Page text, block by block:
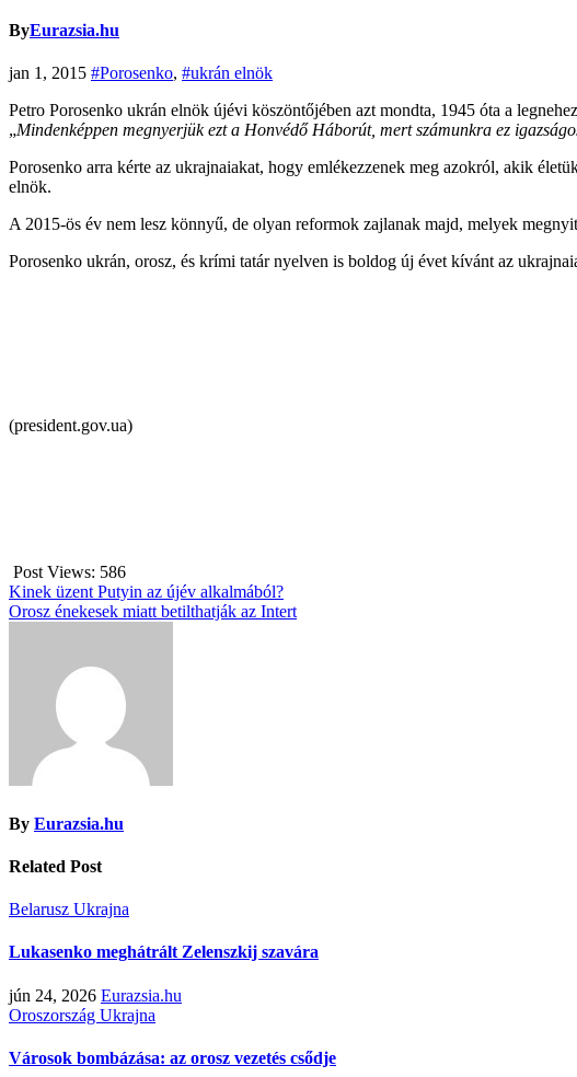
ByEurazsia.hu
jan 1, 2015 #Porosenko, #ukrán elnök
Petro Porosenko ukrán elnök újévi köszöntőjében azt mondta, 1945 óta a
„Mindenképpen megnyerjük ezt a Honvédő Háborút, mert számunkra ez
Porosenko arra kérte az ukrajnaiakat, hogy emlékezzenek meg azokról, akik
elnök.
A 2015-ös év nem lesz könnyű, de olyan reformok zajlanak majd, melyek
Porosenko ukrán, orosz, és krími tatár nyelven is boldog új évet kívánt az
(president.gov.ua)
Post Views: 586
Bejegyzés
navigáció
Kinek üzent Putyin az újév alkalmából?
Orosz énekesek miatt betilthatják az Intert
By Eurazsia.hu
Related Post
Belarusz Ukrajna
Lukasenko meghátrált Zelenszkij szavára
jún 24, 2026 Eurazsia.hu
Oroszország Ukrajna
Városok bombázása: az orosz vezetés csődje